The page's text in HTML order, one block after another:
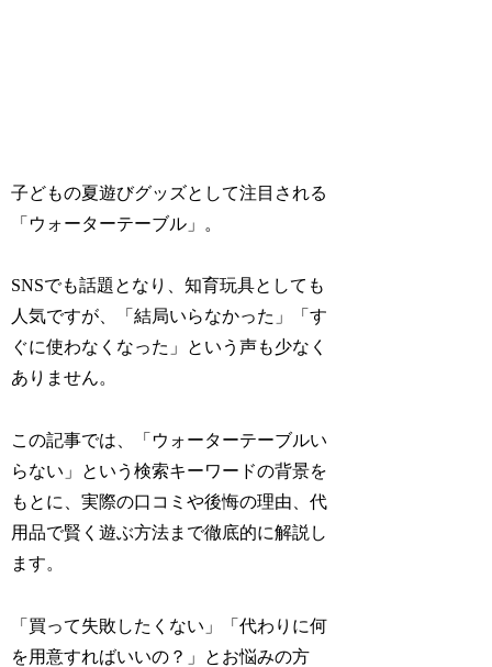
子どもの夏遊びグッズとして注目される
「ウォーターテーブル」。
SNSでも話題となり、知育玩具としても
人気ですが、「結局いらなかった」「す
ぐに使わなくなった」という声も少なく
ありません。
この記事では、「ウォーターテーブルい
らない」という検索キーワードの背景を
もとに、実際の口コミや後悔の理由、代
用品で賢く遊ぶ方法まで徹底的に解説し
ます。
「買って失敗したくない」「代わりに何
を用意すればいいの？」とお悩みの方